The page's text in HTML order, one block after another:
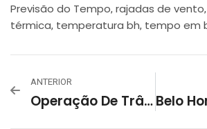
Previsão do Tempo, rajadas de vento,
térmica, temperatura bh, tempo em
ANTERIOR
Operação De Trânsito Para Shows De Marisa Monte Na Pampulha Contará Com Linha Especial De Ônibus